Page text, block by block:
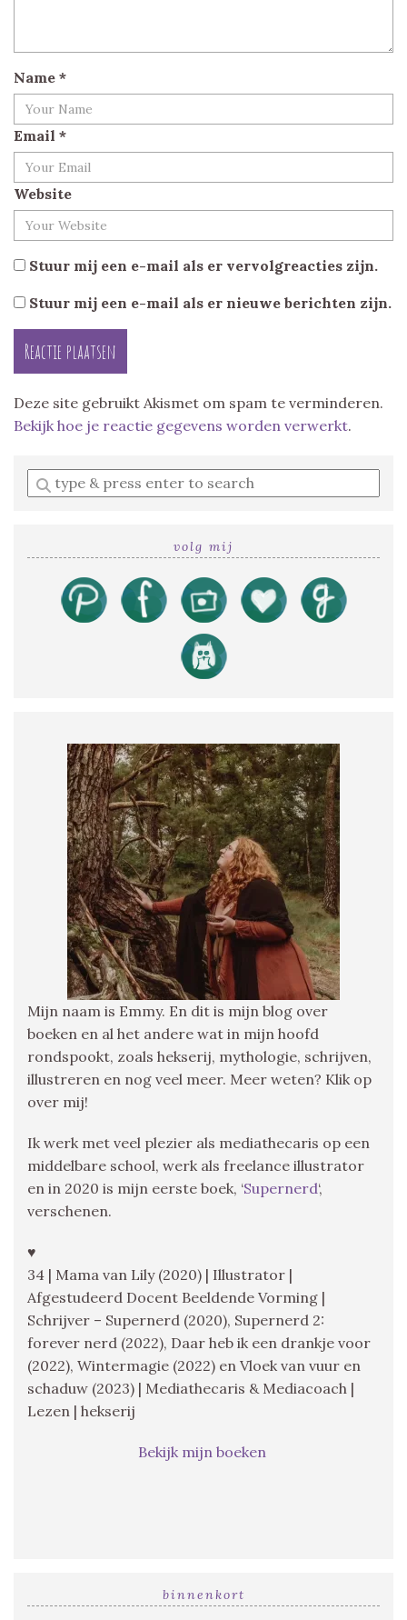
Name *
Email *
Website
Stuur mij een e-mail als er vervolgreacties zijn.
Stuur mij een e-mail als er nieuwe berichten zijn.
Deze site gebruikt Akismet om spam te verminderen.
Bekijk hoe je reactie gegevens worden verwerkt.
Enter
a
volg mij
Mijn naam is Emmy. En dit is mijn blog over
boeken en al het andere wat in mijn hoofd
rondspookt, zoals hekserij, mythologie, schrijven,
illustreren en nog veel meer. Meer weten? Klik op
over mij!
Ik werk met veel plezier als mediathecaris op een
middelbare school, werk als freelance illustrator
en in 2020 is mijn eerste boek, ‘Supernerd‘,
verschenen.
♥
34 | Mama van Lily (2020) | Illustrator |
Afgestudeerd Docent Beeldende Vorming |
Schrijver – Supernerd (2020), Supernerd 2:
forever nerd (2022), Daar heb ik een drankje voor
(2022), Wintermagie (2022) en Vloek van vuur en
schaduw (2023) | Mediathecaris & Mediacoach |
Lezen | hekserij
Bekijk mijn boeken
binnenkort